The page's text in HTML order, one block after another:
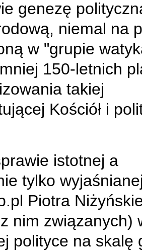
genezę
niemal na
w "grupie
150-letnich
takiej
Kościół i
istotnej a
tylko
Piotra
nim związanych)
polityce na skalę